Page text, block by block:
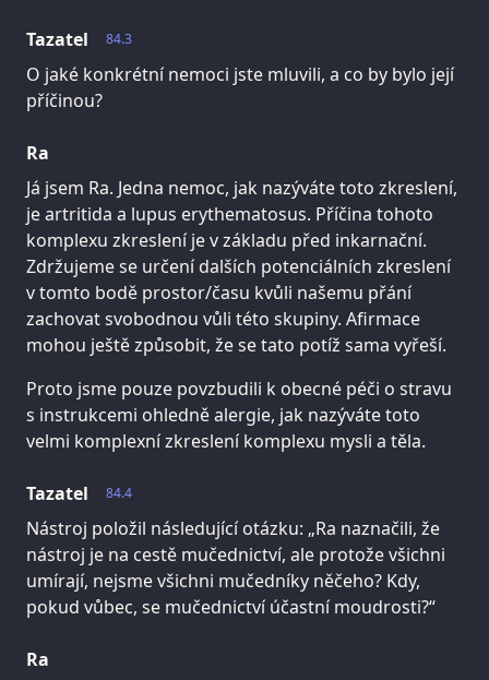
84.3
Tazatel
O jaké konkrétní nemoci jste mluvili, a co by bylo její
příčinou?
Ra
Já jsem Ra. Jedna nemoc, jak nazýváte toto zkreslení,
je artritida a lupus erythematosus. Příčina tohoto
komplexu zkreslení je v základu před inkarnační.
Zdržujeme se určení dalších potenciálních zkreslení
v tomto bodě prostor/času kvůli našemu přání
zachovat svobodnou vůli této skupiny. Afirmace
mohou ještě způsobit, že se tato potíž sama vyřeší.
Proto jsme pouze povzbudili k obecné péči o stravu
s instrukcemi ohledně alergie, jak nazýváte toto
velmi komplexní zkreslení komplexu mysli a těla.
84.4
Tazatel
Nástroj položil následující otázku: „Ra naznačili, že
nástroj je na cestě mučednictví, ale protože všichni
umírají, nejsme všichni mučedníky něčeho? Kdy,
pokud vůbec, se mučednictví účastní moudrosti?“
Ra